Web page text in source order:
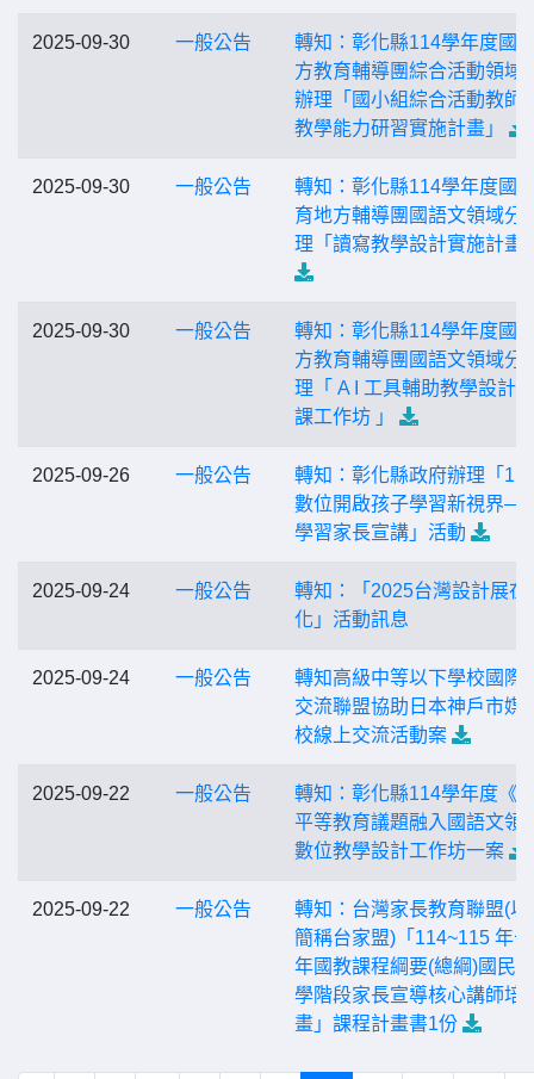
2025-09-30 一般公告
轉知：彰化縣114學年度國
方教育輔導團綜合活動領域
辦理「國小組綜合活動教師
教學能力研習實施計畫」
2025-09-30 一般公告
轉知：彰化縣114學年度國
育地方輔導團國語文領域分
理「讀寫教學設計實施計畫
2025-09-30 一般公告
轉知：彰化縣114學年度國
方教育輔導團國語文領域分
理「 A I 工具輔助教學設計
課工作坊 」
2025-09-26 一般公告
轉知：彰化縣政府辦理「
數位開啟孩子學習新視界—
學習家長宣講」活動
2025-09-24 一般公告
轉知：「2025台灣設計展在
化」活動訊息
2025-09-24 一般公告
轉知高級中等以下學校國際
交流聯盟協助日本神戶市媒
校線上交流活動案
2025-09-22 一般公告
轉知：彰化縣114學年度《
平等教育議題融入國語文領
數位教學設計工作坊一案
2025-09-22 一般公告
轉知：台灣家長教育聯盟(以
簡稱台家盟)「114~115 年
年國教課程綱要(總綱)國民
學階段家長宣導核心講師培
畫」課程計畫書1份